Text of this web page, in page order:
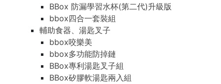
BBox 防漏學習水杯(第二代)升級版
bbox四合一套裝組
輔助食器、湯匙叉子
bbox咬樂美
bbox多功能防掉鏈
BBox專利湯匙叉子組
BBox矽膠軟湯匙兩入組